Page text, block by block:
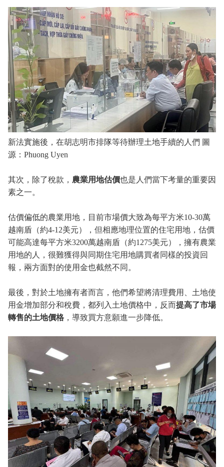
新法實施後，在胡志明市排隊等待辦理土地手續的人們 圖
源：Phuong Uyen
其次，除了稅款， 農業用地估價也是人們當下考量的重要因
素之一。
估價偏低的農業用地，目前市場價大致為每平方米10-30萬
越南盾（約4-12美元），但相應地理位置的住宅用地，估價
可能高達每平方米3200萬越南盾（約1275美元），擁有農業
用地的人，很難獲得與同期住宅用地購買者同樣的投資回
報，兩方面對的使用金也截然不同。
最後，對於土地擁有者而言，他們希望將清理費用、土地使
用金增加部分和稅費，都列入土地價格中，反而提高了市場
轉售的土地價格 ，導致買方意願進一步降低。